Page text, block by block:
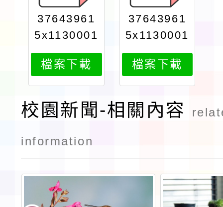
37643961
5x1130001
869attach
2
檔案下載
37643961
5x1130001
869attach
1
檔案下載
校園新聞-相關內容
information